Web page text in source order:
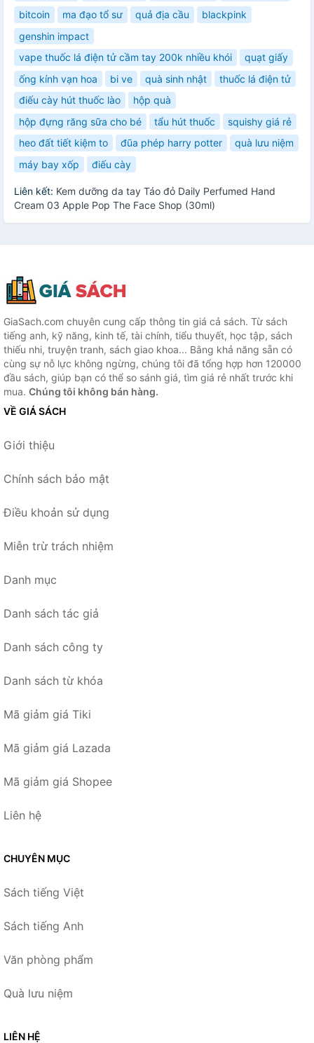
bitcoin
ma đạo tổ sư quả địa cầu
blackpink
genshin impact
vape thuốc lá điện tử cầm tay 200k nhiều khói
quạt giấy
ống kính vạn hoa
bi ve quà sinh nhật
thuốc lá điện tử
điếu cày hút thuốc lào
hộp quà
hộp đựng răng sữa cho bé
tẩu hút thuốc
squishy giá rẻ
heo đất tiết kiệm to
đũa phép harry potter
quà lưu niệm
máy bay xốp
điếu cày
Liên kết: Kem dưỡng da tay Táo đỏ Daily Perfumed Hand
Cream 03 Apple Pop The Face Shop (30ml)
GiaSach.com chuyên cung cấp thông tin giá cả sách. Từ sách
tiếng anh, kỹ năng, kinh tế, tài chính, tiểu thuyết, học tập, sách
thiếu nhi, truyện tranh, sách giao khoa... Bằng khả năng sẵn có
cùng sự nỗ lực không ngừng, chúng tôi đã tổng hợp hơn 120000
đầu sách, giúp bạn có thể so sánh giá, tìm giá rẻ nhất trước khi
mua. Chúng tôi không bán hàng.
VỀ GIÁ SÁCH
Giới thiệu
Chính sách bảo mật
Điều khoản sử dụng
Miễn trừ trách nhiệm
Danh mục
Danh sách tác giả
Danh sách công ty
Danh sách từ khóa
Mã giảm giá Tiki
Mã giảm giá Lazada
Mã giảm giá Shopee
Liên hệ
CHUYÊN MỤC
Sách tiếng Việt
Sách tiếng Anh
Văn phòng phẩm
Quà lưu niệm
LIÊN HỆ